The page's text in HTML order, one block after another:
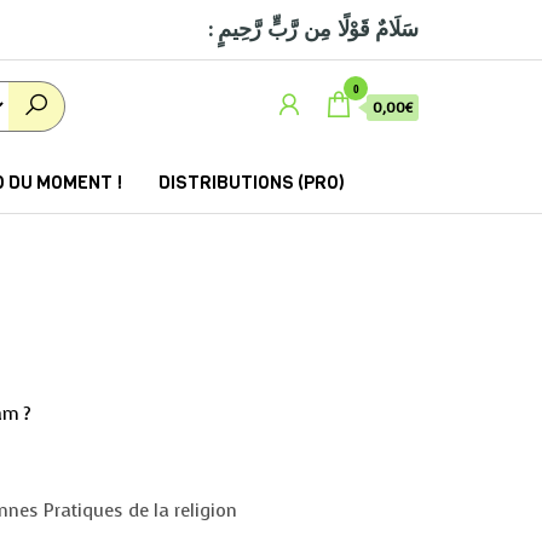
: سَلَامٌ قَوْلًا مِن رَّبٍّ رَّحِيمٍ
0
0,00€
DU MOMENT ! DISTRIBUTIONS (PRO)
?
Pratiques de la religion